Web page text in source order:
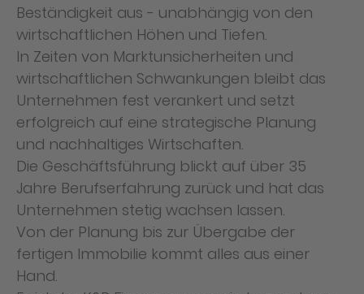
Beständigkeit aus - unabhängig von den
wirtschaftlichen Höhen und Tiefen.
In Zeiten von Marktunsicherheiten und
wirtschaftlichen Schwankungen bleibt das
Unternehmen fest verankert und setzt
erfolgreich auf eine strategische Planung
und nachhaltiges Wirtschaften.
Die Geschäftsführung blickt auf über 35
Jahre Berufserfahrung zurück und hat das
Unternehmen stetig wachsen lassen.
Von der Planung bis zur Übergabe der
fertigen Immobilie kommt alles aus einer
Hand.